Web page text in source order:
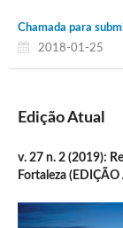
Chamada para
2018-01-25
Edição Atual
v. 27 n. 2 (2019):
Fortaleza (EDIÇÃO